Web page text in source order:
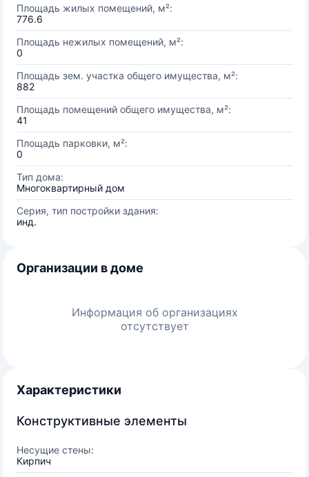
Площадь жилых помещений, м²:
776.6
Площадь нежилых помещений, м²:
0
Площадь зем. участка общего имущества, м²:
882
Площадь помещений общего имущества, м²:
41
Площадь парковки, м²:
0
Тип дома:
Многоквартирный дом
Серия, тип постройки здания:
инд.
Организации в доме
Информация об организациях
отсутствует
Характеристики
Конструктивные элементы
Несущие стены:
Кирпич